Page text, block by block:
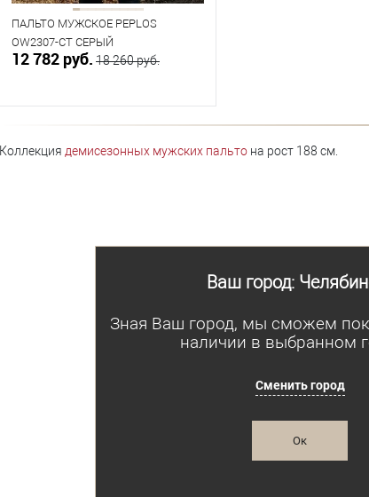
Ваш город:
Зная Ваш город, мы сможем
наличии в выбранном
Сменить город
Ок
ПАЛЬТО МУЖСКОЕ PEPLOS
OW2307-CT СЕРЫЙ
12 782 руб. 18 260 руб.
Коллекция демисезонных мужских пальто на рост 188 см.